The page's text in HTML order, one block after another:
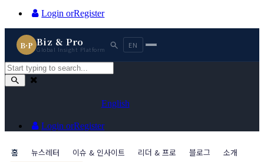
Login orRegister
B·P Biz & Pro
Global Insight Platform EN
English
Login orRegister
홈 뉴스레터 이슈 & 인사이트 리더 & 프로 블로그
소개